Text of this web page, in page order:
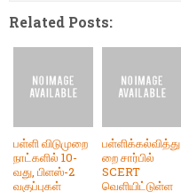
Related Posts:
பள்ளி விடுமுறை
நாட்களில் 10-
வது, பிளஸ்-2
வகுப்புகள்
பள்ளிக்கல்வித்து
றை சார்பில்
SCERT
வெளியிட்டுள்ள